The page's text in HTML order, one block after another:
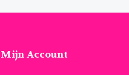
Mijn Account